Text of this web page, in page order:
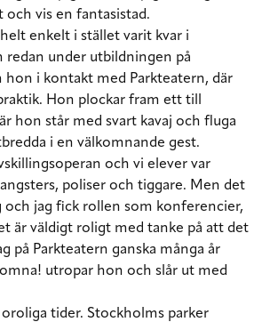
och vis en fantasistad.
helt enkelt i stället varit kvar i
redan under utbildningen på
hon i kontakt med Parkteatern, där
Hon plockar fram ett till
hon står med svart kavaj och fluga
i en välkomnande gest.
och vi elever var
poliser och tiggare. Men det
och jag fick rollen som konferencier,
är väldigt roligt med tanke på att det
på Parkteatern ganska många år
utropar hon och slår ut med
tider. Stockholms parker